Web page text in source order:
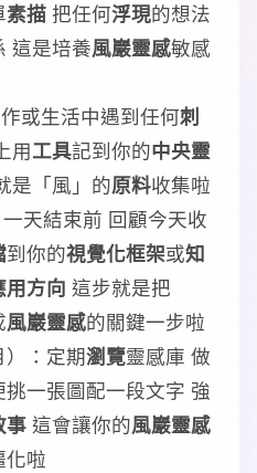
素描 把任何浮現的想法
這是培養風巖靈感敏感
作或生活中遇到任何刺
用工具記到你的中央靈
是「風」的原料收集啦
一天結束前 回顧今天收
到你的視覺化框架或知
用方向 這步就是把
風巖靈感的關鍵一步啦
）：定期瀏覽靈感庫 做
一張圖配一段文字 強
事 這會讓你的風巖靈感
化啦